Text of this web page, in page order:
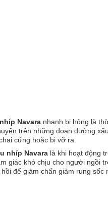
Navara nhanh bị hỏng là
trên những đoạn đường
cứng hoặc bị vỡ ra.
nhíp Navara là khi hoạt động
giác khó chịu cho người ngồi
để giảm chấn giảm rung